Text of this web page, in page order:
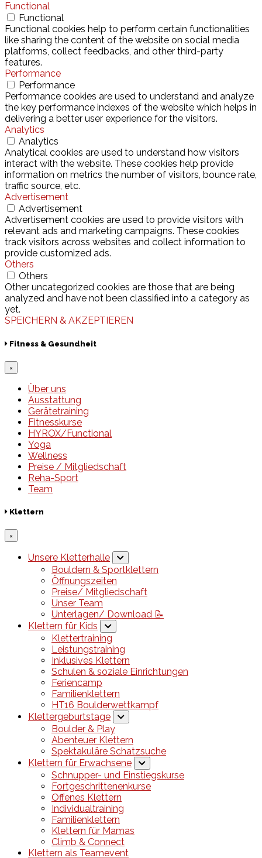
Functional
Functional
Functional cookies help to perform certain functionalities
like sharing the content of the website on social media
platforms, collect feedbacks, and other third-party
features.
Performance
Performance
Performance cookies are used to understand and analyze
the key performance indexes of the website which helps in
delivering a better user experience for the visitors.
Analytics
Analytics
Analytical cookies are used to understand how visitors
interact with the website. These cookies help provide
information on metrics the number of visitors, bounce rate,
traffic source, etc.
Advertisement
Advertisement
Advertisement cookies are used to provide visitors with
relevant ads and marketing campaigns. These cookies
track visitors across websites and collect information to
provide customized ads.
Others
Others
Other uncategorized cookies are those that are being
analyzed and have not been classified into a category as
yet.
SPEICHERN & AKZEPTIEREN
Fitness & Gesundheit
×
Über uns
Ausstattung
Gerätetraining
Fitnesskurse
HYROX/Functional
Yoga
Wellness
Preise / Mitgliedschaft
Reha-Sport
Team
Klettern
×
Unsere Kletterhalle
Bouldern & Sportklettern
Öffnungszeiten
Preise/ Mitgliedschaft
Unser Team
Unterlagen/ Download 📝
Klettern für Kids
Klettertraining
Leistungstraining
Inklusives Klettern
Schulen & soziale Einrichtungen
Feriencamp
Familienklettern
HT16 Boulderwettkampf
Klettergeburtstage
Boulder & Play
Abenteuer Klettern
Spektakuläre Schatzsuche
Klettern für Erwachsene
Schnupper- und Einstiegskurse
Fortgeschrittenenkurse
Offenes Klettern
Individualtraining
Familienklettern
Klettern für Mamas
Climb & Connect
Klettern als Teamevent